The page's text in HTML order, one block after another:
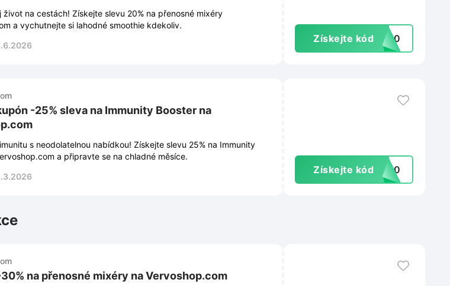
život na cestách! Získejte slevu 20% na přenosné mixéry
a vychutnejte si lahodné smoothie kdekoliv.
Získejte kódRA20
-25% sleva na Immunity Booster na
s neodolatelnou nabídkou! Získejte slevu 25% na Immunity
a připravte se na chladné měsíce.
Získejte kód EJ30
na přenosné mixéry na Vervoshop.com